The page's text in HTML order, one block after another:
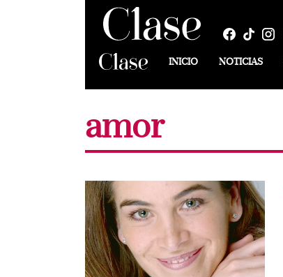
INICIO NOTICIAS
amor